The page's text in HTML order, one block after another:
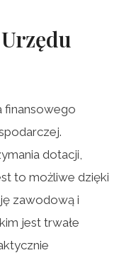
finansowego
dotacji,
to możliwe dzięki
zawodową i
jest trwałe